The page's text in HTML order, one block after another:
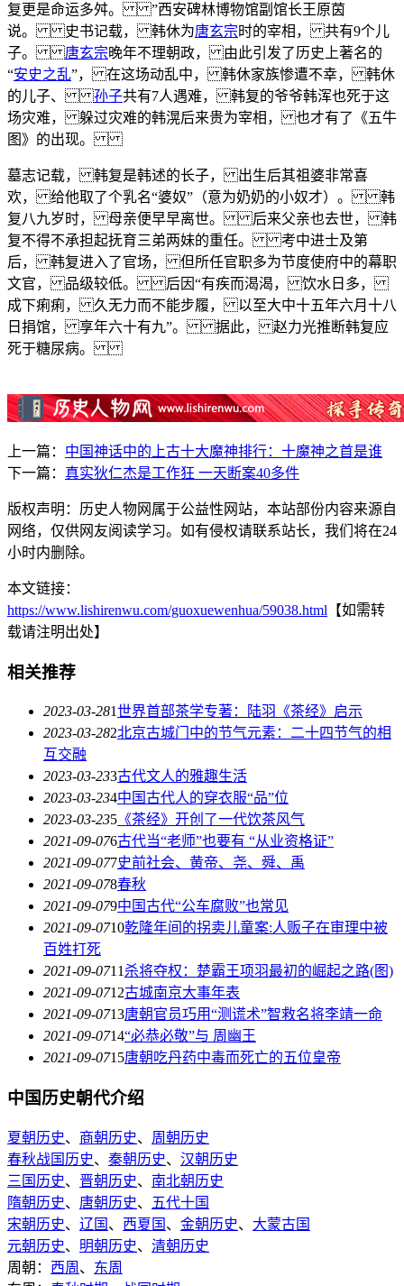
复更是命运多舛。 ”西安碑林博物馆副馆长王原茵
说。 史书记载， 韩休为唐玄宗时的宰相， 共有9个儿
子。唐玄宗晚年不理朝政， 由此引发了历史上著名的
“安史之乱”， 在这场动乱中， 韩休家族惨遭不幸， 韩休
的儿子、孙子共有7人遇难， 韩复的爷爷韩浑也死于这
场灾难， 躲过灾难的韩滉后来贵为宰相， 也才有了《五牛
图》的出现。
墓志记载， 韩复是韩述的长子， 出生后其祖婆非常喜
欢， 给他取了个乳名“婆奴”（意为奶奶的小奴才）。 韩
复八九岁时， 母亲便早早离世。 后来父亲也去世， 韩
复不得不承担起抚育三弟两妹的重任。 考中进士及第
后， 韩复进入了官场， 但所任官职多为节度使府中的幕职
文官， 品级较低。 后因“有疾而渴渴， 饮水日多，
成下痢痢， 久无力而不能步履， 以至大中十五年六月十八
日捐馆， 享年六十有九”。 据此， 赵力光推断韩复应
死于糖尿病。
上一篇： 中国神话中的上古十大魔神排行：十魔神之首是谁
下一篇： 真实狄仁杰是工作狂 一天断案40多件
版权声明：历史人物网属于公益性网站，本站部份内容来源自
网络，仅供网友阅读学习。如有侵权请联系站长，我们将在24
小时内删除。
本文链接：
https://www.lishirenwu.com/guoxuewenhua/59038.html 【如需转
载请注明出处】
相关推荐
2023-03-281世界首部茶学专著：陆羽《茶经》启示
2023-03-282北京古城门中的节气元素：二十四节气的相
互交融
2023-03-233古代文人的雅趣生活
2023-03-234中国古代人的穿衣服“品”位
2023-03-235 《茶经》开创了一代饮茶风气
2021-09-076古代当“老师”也要有 “从业资格证”
2021-09-077史前社会、黄帝、尧、舜、禹
2021-09-078春秋
2021-09-079中国古代“公车腐败”也常见
2021-09-0710乾隆年间的拐卖儿童案:人贩子在审理中被
百姓打死
2021-09-0711 杀将夺权：楚霸王项羽最初的崛起之路(图)
2021-09-0712古城南京大事年表
2021-09-0713唐朝官员巧用“测谎术”智救名将李靖一命
2021-09-0714“必恭必敬”与 周幽王
2021-09-0715唐朝吃丹药中毒而死亡的五位皇帝
中国历史朝代介绍
夏朝历史、 商朝历史、 周朝历史
春秋战国历史、 秦朝历史、 汉朝历史
三国历史、 晋朝历史、 南北朝历史
隋朝历史、 唐朝历史、
五代十国
宋朝历史、 辽国 、 西夏国 、 金朝历史、 大蒙古国
元朝历史、 明朝历史、 清朝历史
周朝： 西周 、 东周